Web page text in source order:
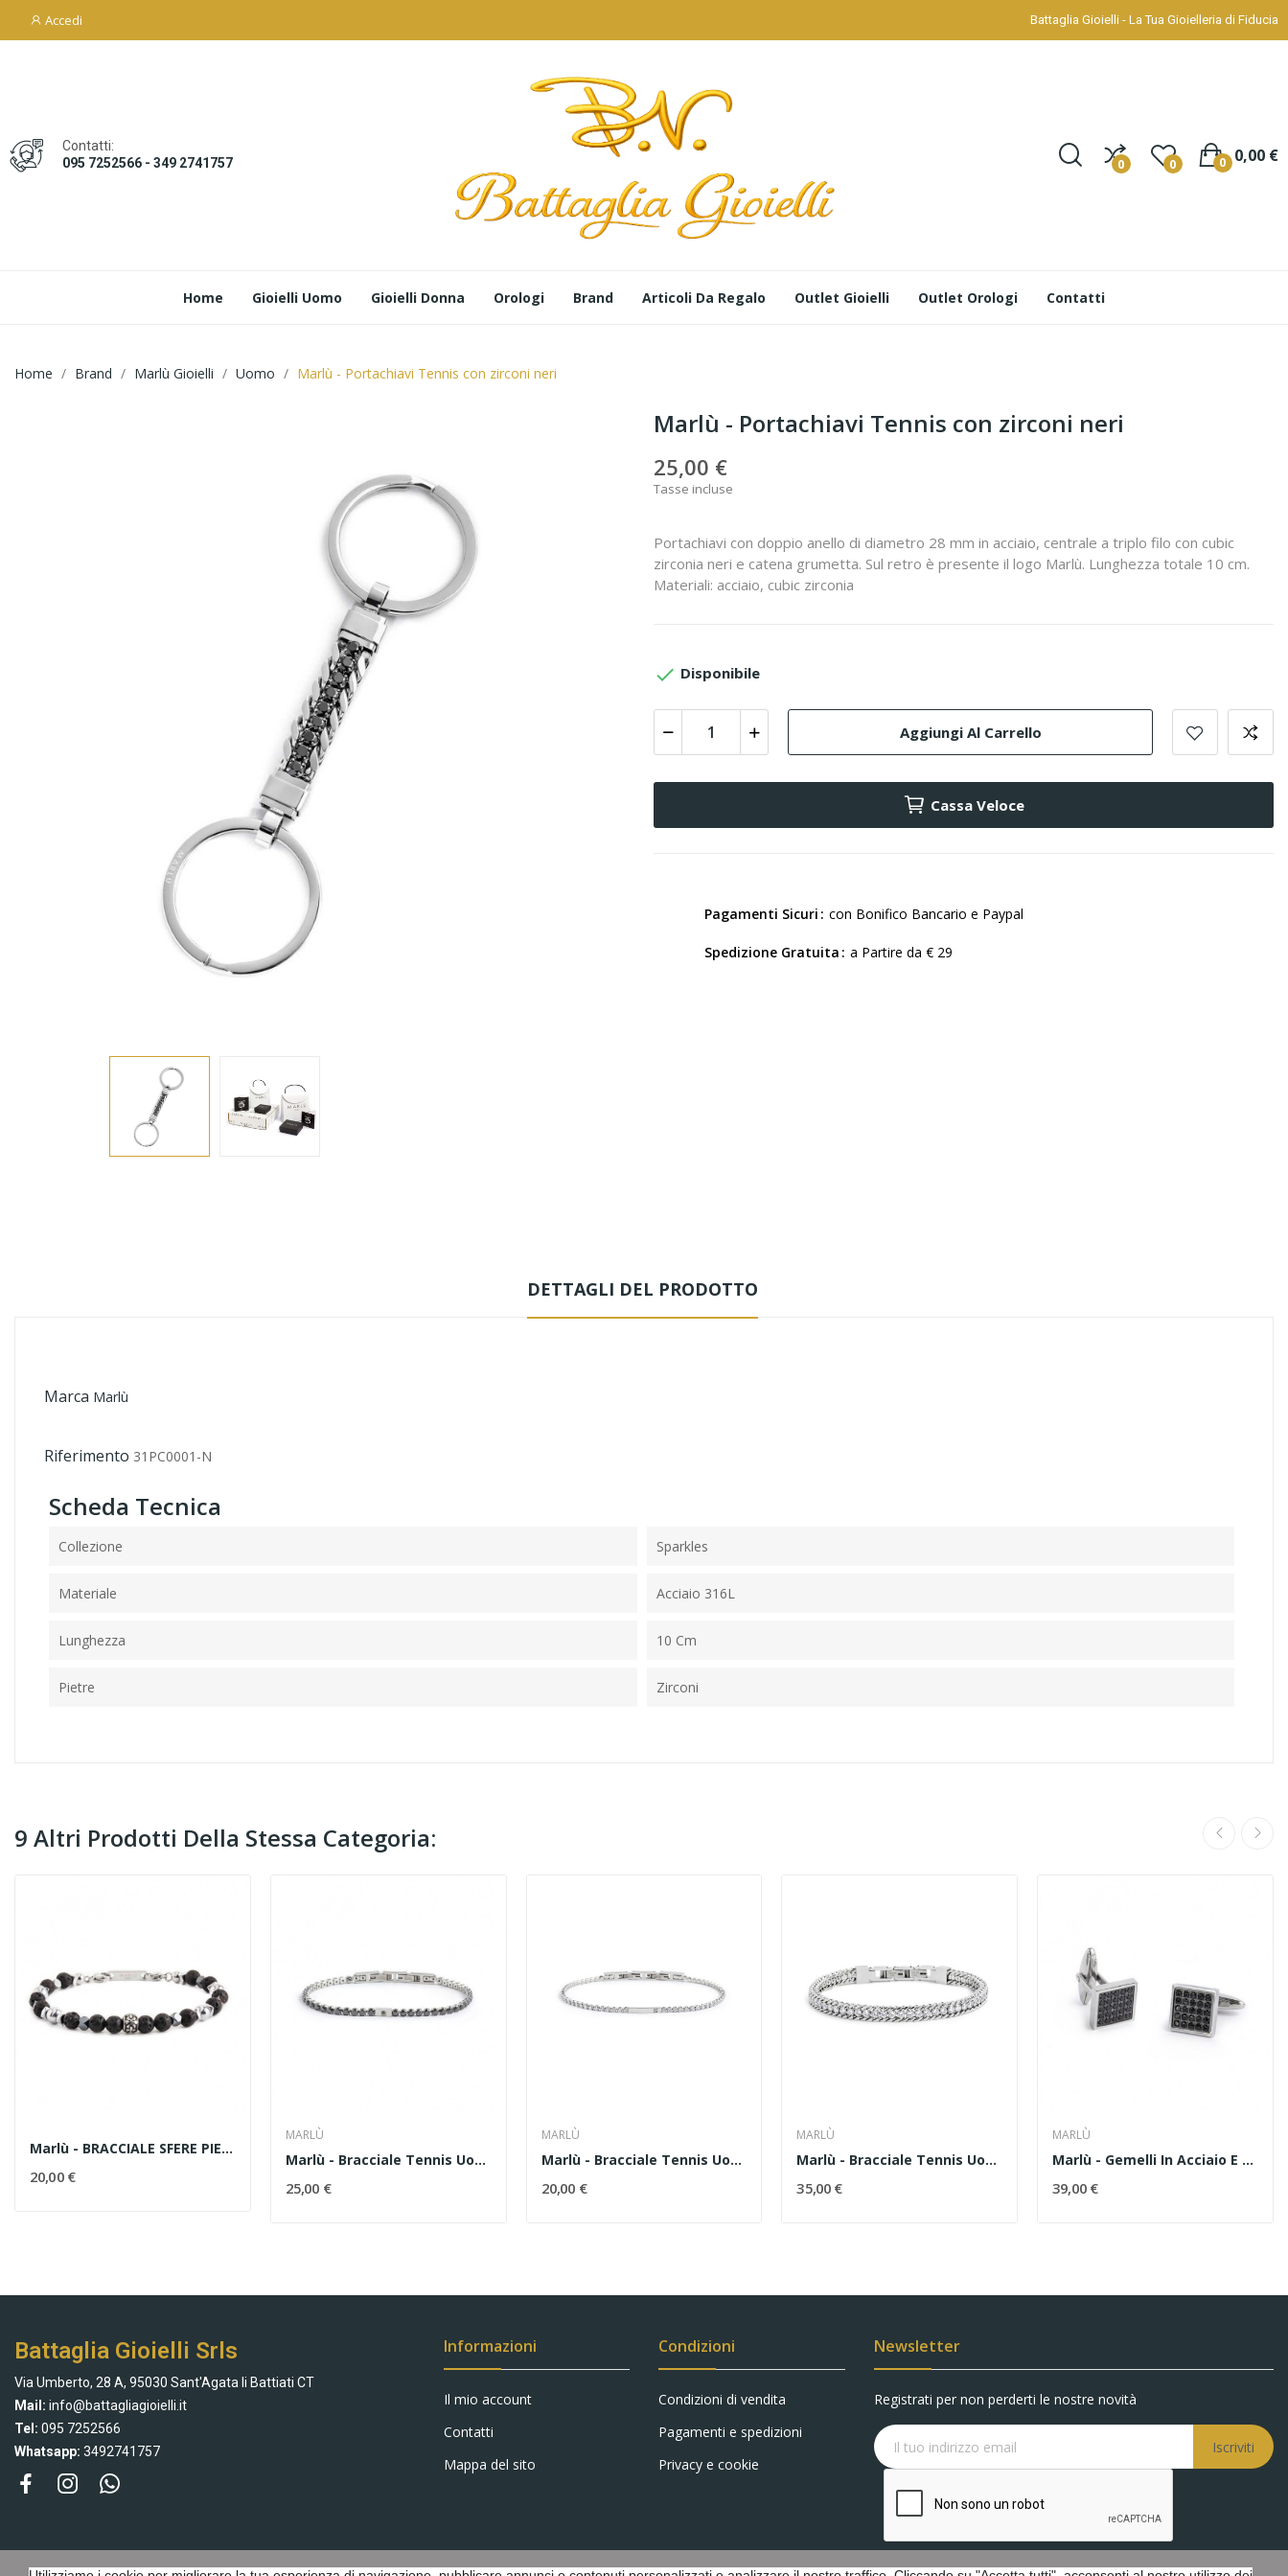
Accedi Battaglia Gioielli - La Tua Gioielleria di Fiducia
Contatti:
095 7252566 - 349 2741757
0 0 0,00 €
0
Home Gioielli Uomo Gioielli Donna Orologi Brand Articoli Da Regalo Outlet Gioielli Outlet Orologi Contatti
Home Brand Marlù Gioielli Uomo Marlù - Portachiavi Tennis con zirconi neri
Marlù - Portachiavi Tennis con zirconi neri
25,00 €
Tasse incluse
Portachiavi con doppio anello di diametro 28 mm in acciaio, centrale a triplo filo con cubic
zirconia neri e catena grumetta. Sul retro è presente il logo Marlù. Lunghezza totale 10 cm.
Materiali: acciaio, cubic zirconia
 Disponibile
Aggiungi Al Carrello
Cassa Veloce
Pagamenti Sicuri con Bonifico Bancario e Paypal
Spedizione Gratuita a Partire da € 29
DETTAGLI DEL PRODOTTO
Marca Marlù
Riferimento 31PC0001-N
Scheda Tecnica
Collezione Sparkles
Materiale Acciaio 316L
Lunghezza 10 Cm
Pietre Zirconi
9 Altri Prodotti Della Stessa Categoria:
Marlù - BRACCIALE SFERE PIETRA LAVICA ED EMATITE
20,00 €
MARLÙ
Marlù - Bracciale Tennis Uomo
25,00 €
MARLÙ
Marlù - Bracciale Tennis Uomo Zirconi Bianchi...
20,00 €
MARLÙ
Marlù - Bracciale Tennis Uomo Zirconi Bianchi
35,00 €
MARLÙ
Marlù - Gemelli In Acciaio E Zirconi Neri
39,00 €
Battaglia Gioielli Srls
Via Umberto, 28 A, 95030 Sant'Agata li Battiati CT
Mail: info@battagliagioielli.it
Tel: 095 7252566
Whatsapp: 3492741757
Informazioni
Il mio account
Contatti
Mappa del sito
Condizioni
Condizioni di vendita
Pagamenti e spedizioni
Privacy e cookie
Newsletter
Registrati per non perderti le nostre novità
Iscriviti